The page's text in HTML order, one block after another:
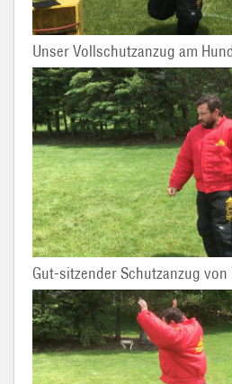
Unser Vollschutzanzug am
Gut-sitzender Schutzanzug